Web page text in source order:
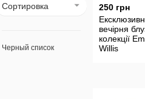
Сортировка
Черный список
250 грн
вечірня
колекції
Willis